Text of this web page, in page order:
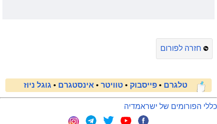
חזרה לפורום
טלגרם • פייסבוק • טוויטר • אינסטגרם • גוגל ניוז
כללי הפורומים של ישראמדיה